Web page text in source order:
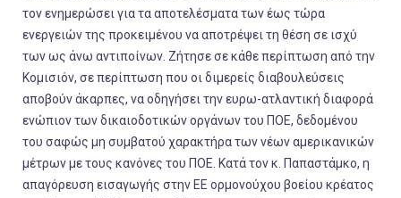
τον ενημερώσει για τα αποτελέσματα των έως τώρα
ενεργειών της προκειμένου να αποτρέψει τη θέση σε ισχύ
των ως άνω αντιποίνων. Ζήτησε σε κάθε περίπτωση από την
Κομισιόν, σε περίπτωση που οι διμερείς διαβουλεύσεις
αποβούν άκαρπες, να οδηγήσει την ευρω-ατλαντική διαφορά
ενώπιον των δικαιοδοτικών οργάνων του ΠΟΕ, δεδομένου
του σαφώς μη συμβατού χαρακτήρα των νέων αμερικανικών
μέτρων με τους κανόνες του ΠΟΕ. Κατά τον κ. Παπαστάμκο, η
απαγόρευση εισαγωγής στην ΕΕ ορμονούχου βοείου κρέατος